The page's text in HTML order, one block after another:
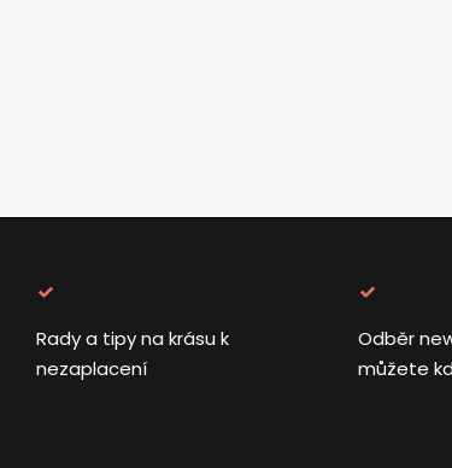
Rady a tipy na krásu k
nezaplacení
Odběr
můžete